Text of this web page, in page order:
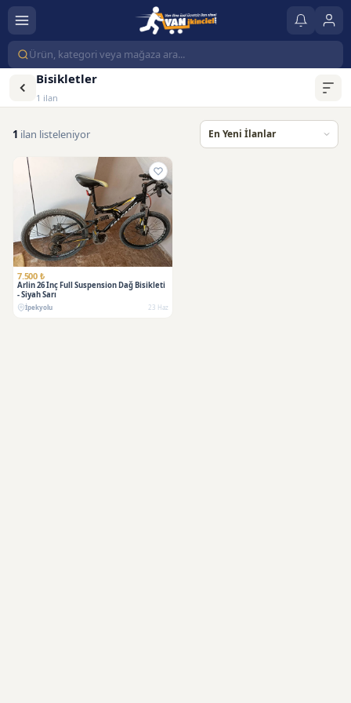
Bisikletler
1 ilan
1 ilan listeleniyor
7.500 ₺
Arlin 26 İnç Full Suspension Dağ Bisikleti
- Siyah Sarı
İpekyolu 23 Haz